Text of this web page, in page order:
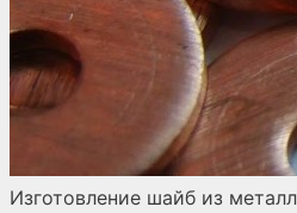
Изготовление шайб из